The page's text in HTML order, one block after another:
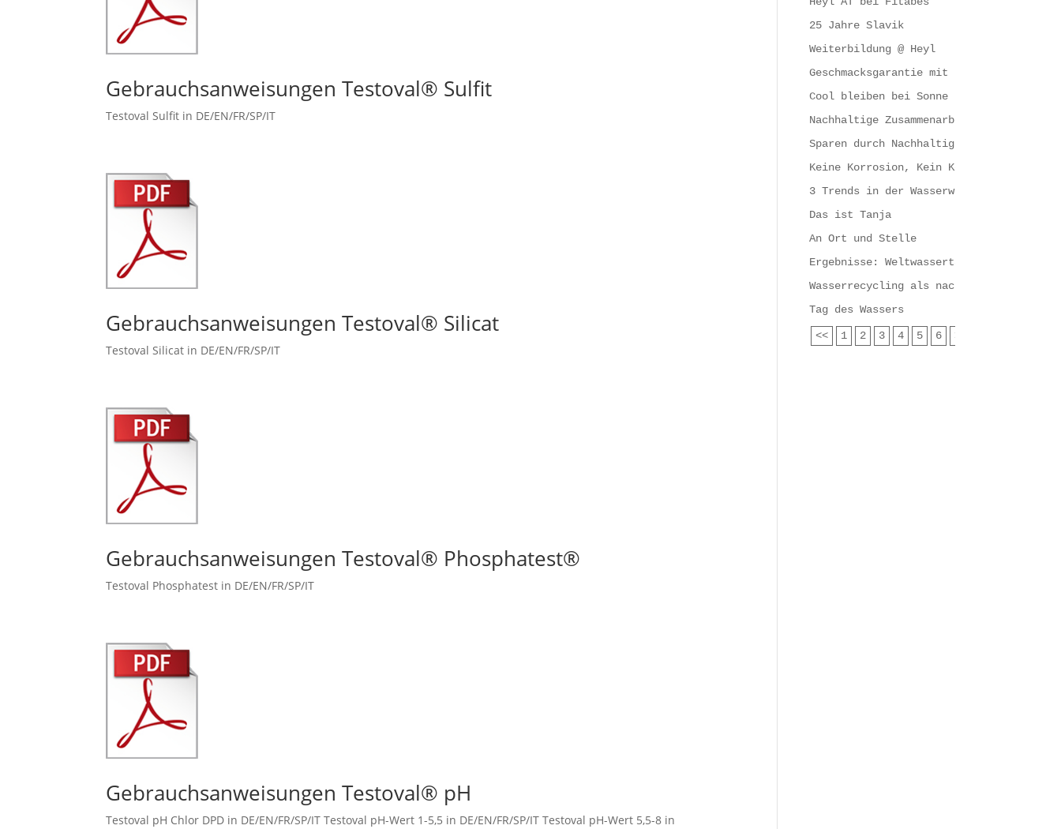
Gebrauchsanweisungen Testoval® Sulfit
Testoval Sulfit in DE/EN/FR/SP/IT
Gebrauchsanweisungen Testoval® Silicat
Testoval Silicat in DE/EN/FR/SP/IT
Gebrauchsanweisungen Testoval® Phosphatest®
Testoval Phosphatest in DE/EN/FR/SP/IT
Gebrauchsanweisungen Testoval® pH
Testoval pH Chlor DPD in DE/EN/FR/SP/IT Testoval pH-Wert 1-5,5 in DE/EN/FR/SP/IT Testoval pH-Wert 5,5-8 in
25 Jahre Slavik
Weiterbildung @ Heyl
Geschmacksgarantie mit Heyl
Cool bleiben bei Sonne
Nachhaltige Zusammenarbeit
Sparen durch Nachhaltigkeit
Keine Korrosion, Kein Kesselstein,
3 Trends in der Wasserwirtschaft
Das ist Tanja
An Ort und Stelle
Ergebnisse: Weltwassertag 2023
Wasserrecycling als nachhaltiger
Tag des Wassers
<< 1 2 3 4 5 6 >>